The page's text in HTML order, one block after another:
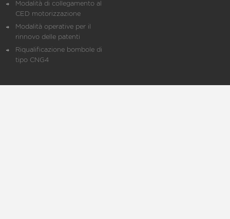
Modalità di collegamento al
CED motorizzazione
Modalità operative per il
rinnovo delle patenti
Riqualificazione bombole di
tipo CNG4